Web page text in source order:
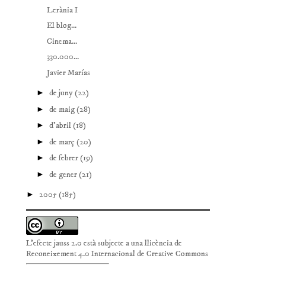
Lerània I
El blog...
Cinema...
330.000...
Javier Marías
► de juny(22)
► de maig(28)
► d’abril(18)
► de març (20)
► de febrer(19)
► de gener(21)
► 2005(185)
L'efecte jauss 2.0 està subjecte a una llicència de
Reconeixement 4.0 Internacional de Creative Commons